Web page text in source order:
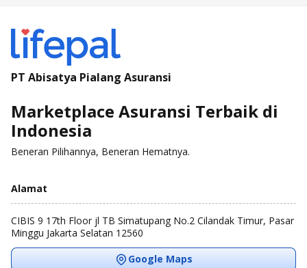
PT Abisatya Pialang Asuransi
Marketplace Asuransi Terbaik di
Indonesia
Beneran Pilihannya, Beneran Hematnya.
Alamat
CIBIS 9 17th Floor jl TB Simatupang No.2 Cilandak Timur, Pasar
Minggu Jakarta Selatan 12560
Google Maps